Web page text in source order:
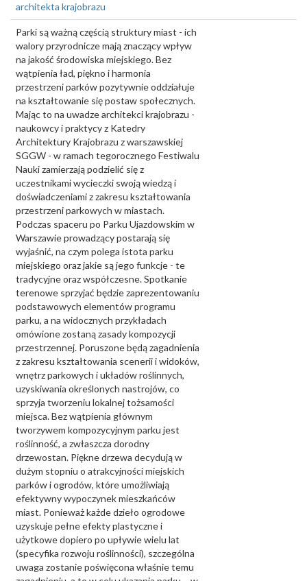
architekta krajobrazu
Parki są ważną częścią struktury miast - ich
walory przyrodnicze mają znaczący wpływ
na jakość środowiska miejskiego. Bez
wątpienia ład, piękno i harmonia
przestrzeni parków pozytywnie oddziałuje
na kształtowanie się postaw społecznych.
Mając to na uwadze architekci krajobrazu -
naukowcy i praktycy z Katedry
Architektury Krajobrazu z warszawskiej
SGGW - w ramach tegorocznego Festiwalu
Nauki zamierzają podzielić się z
uczestnikami wycieczki swoją wiedzą i
doświadczeniami z zakresu kształtowania
przestrzeni parkowych w miastach.
Podczas spaceru po Parku Ujazdowskim w
Warszawie prowadzący postarają się
wyjaśnić, na czym polega istota parku
miejskiego oraz jakie są jego funkcje - te
tradycyjne oraz współczesne. Spotkanie
terenowe sprzyjać będzie zaprezentowaniu
podstawowych elementów programu
parku, a na widocznych przykładach
omówione zostaną zasady kompozycji
przestrzennej. Poruszone będą zagadnienia
z zakresu kształtowania scenerii i widoków,
wnętrz parkowych i układów roślinnych,
uzyskiwania określonych nastrojów, co
sprzyja tworzeniu lokalnej tożsamości
miejsca. Bez wątpienia głównym
tworzywem kompozycyjnym parku jest
roślinność, a zwłaszcza dorodny
drzewostan. Piękne drzewa decydują w
dużym stopniu o atrakcyjności miejskich
parków i ogrodów, które umożliwiają
efektywny wypoczynek mieszkańców
miast. Ponieważ każde dzieło ogrodowe
uzyskuje pełne efekty plastyczne i
użytkowe dopiero po upływie wielu lat
(specyfika rozwoju roślinności), szczególna
uwaga zostanie poświęcona właśnie temu